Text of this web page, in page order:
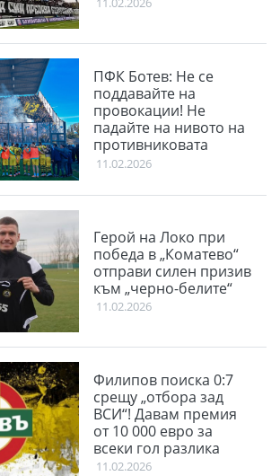
ПФК Ботев: Не се
поддавайте на
провокации! Не
падайте на нивото на
противниковата
публика
11.02.2026
Герой на Локо при
победа в „Коматево“
отправи силен призив
към „черно-белите“
11.02.2026
Филипов поиска 0:7
срещу „отбора зад
ВСИ“! Давам премия
от 10 000 евро за
всеки гол разлика
11.02.2026